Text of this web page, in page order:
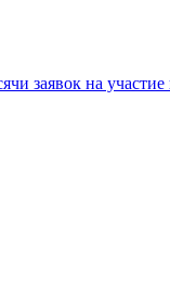
заявок на